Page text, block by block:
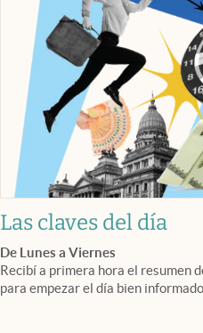
Las claves del día
De Lunes a Viernes
Recibí a primera hora el resumen
para empezar el día bien informado.